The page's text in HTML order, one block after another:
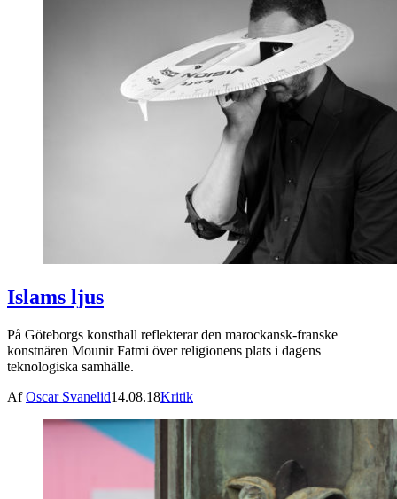
Islams ljus
På Göteborgs konsthall reflekterar den marockansk-franske
konstnären Mounir Fatmi över religionens plats i dagens
teknologiska samhälle.
AfOscar Svanelid14.08.18Kritik